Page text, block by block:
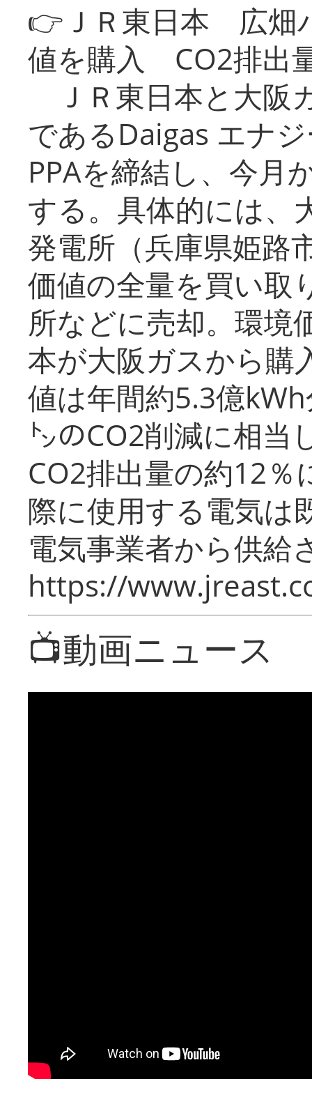
👉ＪＲ東日本 広畑
値を購入 CO2排出
ＪＲ東日本と大阪
であるDaigas エナ
PPAを締結し、今月
する。具体的には、
発電所（兵庫県姫路
価値の全量を買い取
所などに売却。環境
本が大阪ガスから購
値は年間約5.3億
㌧のCO2削減に相当
CO2排出量の約12％
際に使用する電気は
電気事業者から供給
https://
📺動画ニュース